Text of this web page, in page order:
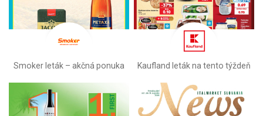
Smoker leták – akčná ponuka Kaufland leták na tento týždeň